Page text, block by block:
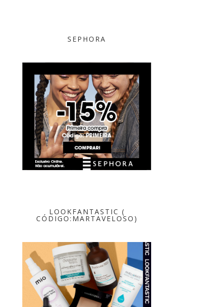
SEPHORA
LOOKFANTASTIC (
CÓDIGO:MARTAVELOSO)